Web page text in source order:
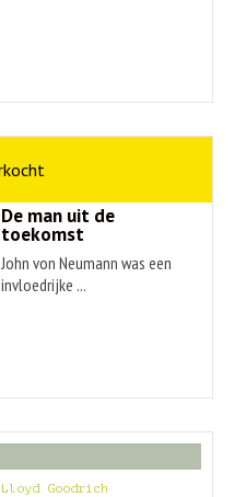
De man uit de
toekomst
John von Neumann was een
invloedrijke ...
Lloyd Goodrich